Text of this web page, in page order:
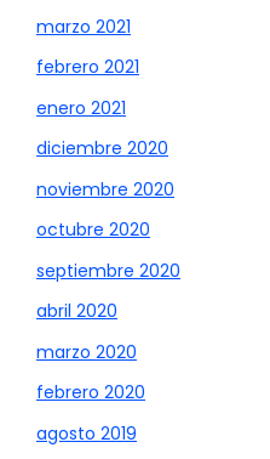
marzo 2021
febrero 2021
enero 2021
diciembre 2020
noviembre 2020
octubre 2020
septiembre 2020
abril 2020
marzo 2020
febrero 2020
agosto 2019